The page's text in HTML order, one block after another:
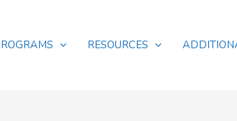
RESOURCES